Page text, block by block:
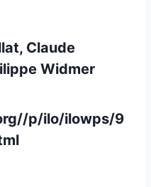
Claude
Widmer
p/ilo/ilowps/9